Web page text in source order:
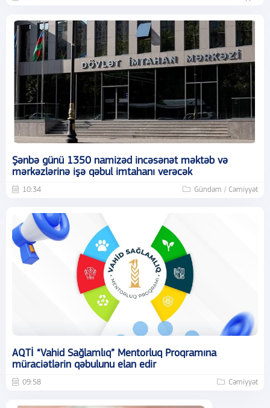
Şənbə günü 1350 namizəd incəsənət məktəb və
mərkəzlərinə işə qəbul imtahanı verəcək
10:34 Gündəm / Cəmiyyət
AQTİ “Vahid Sağlamlıq” Mentorluq Proqramına
müraciətlərin qəbulunu elan edir
09:58 Cəmiyyət